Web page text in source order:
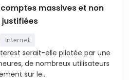
massives et non
justifiées
Internet
serait-elle pilotée par une
de nombreux utilisateurs
sur le...